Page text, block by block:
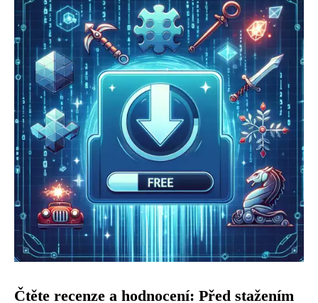
Čtěte recenze a hodnocení: Před stažením